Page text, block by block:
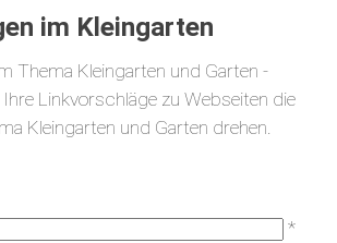
im Kleingarten
Thema Kleingarten und Garten -
Linkvorschläge zu Webseiten die
Kleingarten und Garten drehen.
*